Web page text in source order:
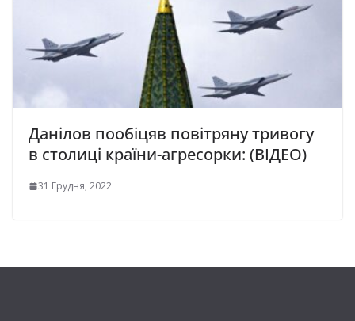
Данілов пообіцяв повітряну тривогу
в столиці країни-агресорки: (ВІДЕО)
31 Грудня, 2022